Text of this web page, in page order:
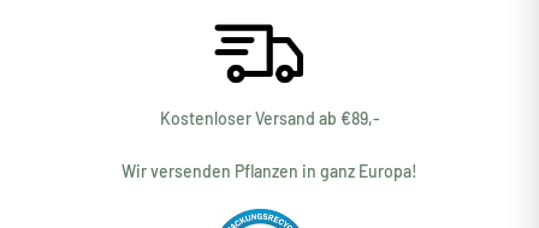
Kostenloser Versand ab €89,-
Wir versenden Pflanzen in ganz Europa!